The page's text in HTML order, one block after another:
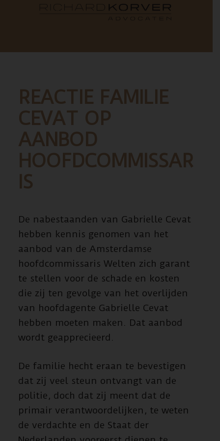
REACTIE FAMILIE
CEVAT OP
AANBOD
HOOFDCOMMISSAR
IS
De nabestaanden van Gabrielle Cevat
hebben kennis genomen van het
aanbod van de Amsterdamse
hoofdcommissaris Welten zich garant
te stellen voor de schade en kosten
die zij ten gevolge van het overlijden
van hoofdagente Gabrielle Cevat
hebben moeten maken. Dat aanbod
wordt geapprecieerd.
De familie hecht eraan te bevestigen
dat zij veel steun ontvangt van de
politie, doch dat zij meent dat de
primair verantwoordelijken, te weten
de verdachte en de Staat der